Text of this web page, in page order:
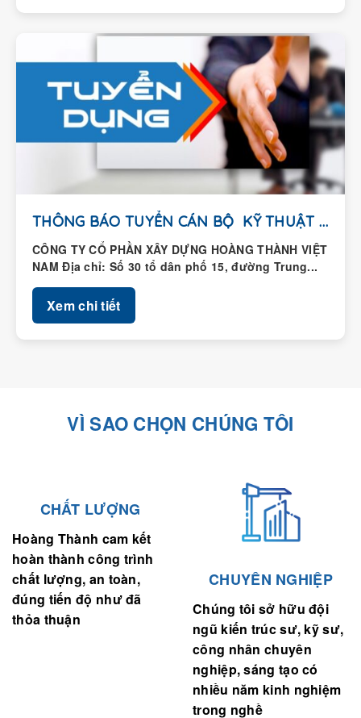
THÔNG BÁO TUYỂN CÁN BỘ KỸ THUẬT HIỆN...
CÔNG TY CỔ PHẦN XÂY DỰNG HOÀNG THÀNH VIỆT
NAM Địa chỉ: Số 30 tổ dân phố 15, đường Trung...
Xem chi tiết
Hoàng Thành cam kết
hoàn thành công trình
chất lượng, an toàn,
đúng tiến độ như đã
thỏa thuận
Chúng tôi sở hữu đội
ngũ kiến trúc sư, kỹ sư,
công nhân chuyên
nghiệp, sáng tạo có
nhiều năm kinh nghiệm
trong nghề